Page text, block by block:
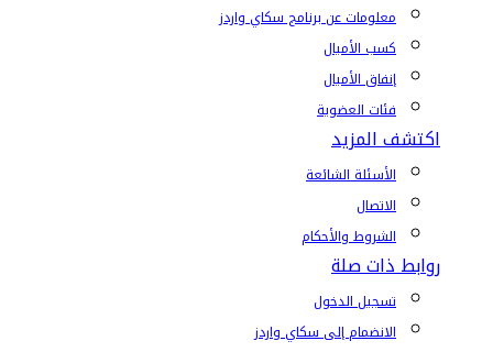
معلومات عن برنامج سكاي واردز
كسب الأميال
إنفاق الأميال
فئات العضوية
اكتشف المزيد
الأسئلة الشائعة
الاتصال
الشروط والأحكام
روابط ذات صلة
تسجيل الدخول
الانضمام إلى سكاي واردز